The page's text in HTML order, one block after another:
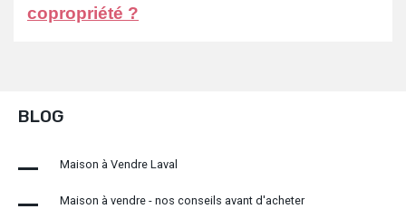
copropriété ?
BLOG
Maison à Vendre Laval
Maison à vendre - nos conseils avant d'acheter